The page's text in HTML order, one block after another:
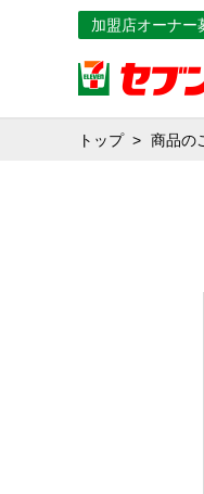
加盟店オーナー
トップ 商品の